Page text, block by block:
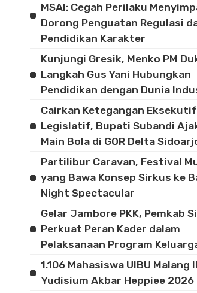
MSAI: Cegah Perilaku
Dorong Penguatan Regulasi
Pendidikan Karakter
Kunjungi Gresik, Menko PM
Langkah Gus Yani Hubungkan
Pendidikan dengan Dunia
Cairkan Ketegangan
Legislatif, Bupati Subandi Ajak
Main Bola di GOR Delta
Partilibur Caravan, Festival
yang Bawa Konsep Sirkus ke
Night Spectacular
Gelar Jambore PKK, Pemkab
Perkuat Peran Kader dalam
Pelaksanaan Program
1.106 Mahasiswa UIBU Malang
Yudisium Akbar Heppiee 2026